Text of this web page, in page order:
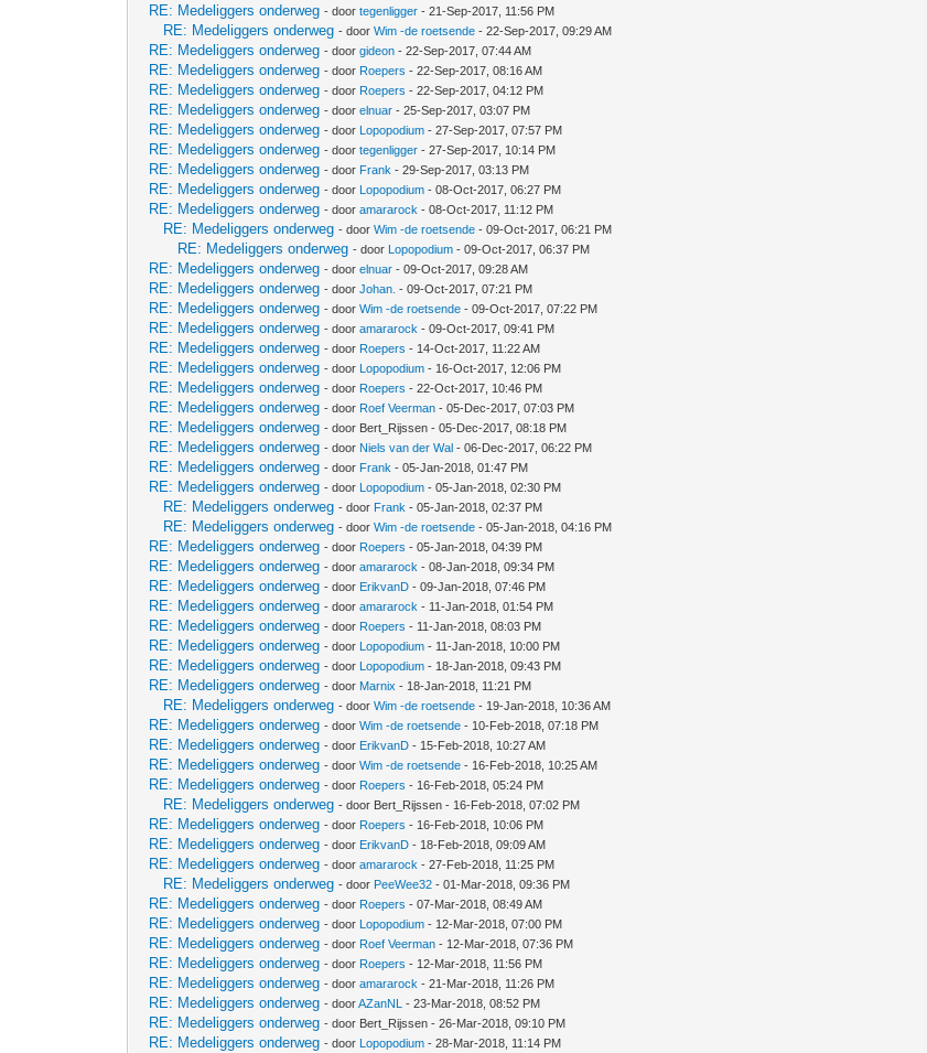
RE: Medeliggers onderweg - doortegenligger - 21-Sep-2017, 11:56 PM
RE: Medeliggers onderweg - doorWim -de roetsende - 22-Sep-2017, 09:29 AM
RE: Medeliggers onderweg - doorgideon - 22-Sep-2017, 07:44 AM
RE: Medeliggers onderweg - door Roepers - 22-Sep-2017, 08:16 AM
RE: Medeliggers onderweg - door Roepers - 22-Sep-2017, 04:12 PM
RE: Medeliggers onderweg - doorelnuar - 25-Sep-2017, 03:07 PM
RE: Medeliggers onderweg - door Lopopodium - 27-Sep-2017, 07:57 PM
RE: Medeliggers onderweg - doortegenligger - 27-Sep-2017, 10:14 PM
RE: Medeliggers onderweg - door Frank - 29-Sep-2017, 03:13 PM
RE: Medeliggers onderweg - door Lopopodium - 08-Oct-2017, 06:27 PM
RE: Medeliggers onderweg - dooramararock - 08-Oct-2017, 11:12 PM
RE: Medeliggers onderweg - doorWim -de roetsende - 09-Oct-2017, 06:21 PM
RE: Medeliggers onderweg - door Lopopodium - 09-Oct-2017, 06:37 PM
RE: Medeliggers onderweg - doorelnuar - 09-Oct-2017, 09:28 AM
RE: Medeliggers onderweg - doorJohan. - 09-Oct-2017, 07:21 PM
RE: Medeliggers onderweg - doorWim -de roetsende - 09-Oct-2017, 07:22 PM
RE: Medeliggers onderweg - dooramararock - 09-Oct-2017, 09:41 PM
RE: Medeliggers onderweg - door Roepers - 14-Oct-2017, 11:22 AM
RE: Medeliggers onderweg - door Lopopodium - 16-Oct-2017, 12:06 PM
RE: Medeliggers onderweg - door Roepers - 22-Oct-2017, 10:46 PM
RE: Medeliggers onderweg - door Roef Veerman - 05-Dec-2017, 07:03 PM
RE: Medeliggers onderweg - door Bert_Rijssen - 05-Dec-2017, 08:18 PM
RE: Medeliggers onderweg - door Niels van der Wal - 06-Dec-2017, 06:22 PM
RE: Medeliggers onderweg - door Frank - 05-Jan-2018, 01:47 PM
RE: Medeliggers onderweg - door Lopopodium - 05-Jan-2018, 02:30 PM
RE: Medeliggers onderweg - door Frank - 05-Jan-2018, 02:37 PM
RE: Medeliggers onderweg - doorWim -de roetsende - 05-Jan-2018, 04:16 PM
RE: Medeliggers onderweg - door Roepers - 05-Jan-2018, 04:39 PM
RE: Medeliggers onderweg - dooramararock - 08-Jan-2018, 09:34 PM
RE: Medeliggers onderweg - door ErikvanD - 09-Jan-2018, 07:46 PM
RE: Medeliggers onderweg - dooramararock - 11-Jan-2018, 01:54 PM
RE: Medeliggers onderweg - door Roepers - 11-Jan-2018, 08:03 PM
RE: Medeliggers onderweg - door Lopopodium - 11-Jan-2018, 10:00 PM
RE: Medeliggers onderweg - door Lopopodium - 18-Jan-2018, 09:43 PM
RE: Medeliggers onderweg - door Marnix - 18-Jan-2018, 11:21 PM
RE: Medeliggers onderweg - doorWim -de roetsende - 19-Jan-2018, 10:36 AM
RE: Medeliggers onderweg - doorWim -de roetsende - 10-Feb-2018, 07:18 PM
RE: Medeliggers onderweg - door ErikvanD - 15-Feb-2018, 10:27 AM
RE: Medeliggers onderweg - doorWim -de roetsende - 16-Feb-2018, 10:25 AM
RE: Medeliggers onderweg - door Roepers - 16-Feb-2018, 05:24 PM
RE: Medeliggers onderweg - door Bert_Rijssen - 16-Feb-2018, 07:02 PM
RE: Medeliggers onderweg - door Roepers - 16-Feb-2018, 10:06 PM
RE: Medeliggers onderweg - door ErikvanD - 18-Feb-2018, 09:09 AM
RE: Medeliggers onderweg - dooramararock - 27-Feb-2018, 11:25 PM
RE: Medeliggers onderweg - door PeeWee32 - 01-Mar-2018, 09:36 PM
RE: Medeliggers onderweg - door Roepers - 07-Mar-2018, 08:49 AM
RE: Medeliggers onderweg - door Lopopodium - 12-Mar-2018, 07:00 PM
RE: Medeliggers onderweg - door Roef Veerman - 12-Mar-2018, 07:36 PM
RE: Medeliggers onderweg - door Roepers - 12-Mar-2018, 11:56 PM
RE: Medeliggers onderweg - dooramararock - 21-Mar-2018, 11:26 PM
RE: Medeliggers onderweg - doorAZanNL - 23-Mar-2018, 08:52 PM
RE: Medeliggers onderweg - door Bert_Rijssen - 26-Mar-2018, 09:10 PM
RE: Medeliggers onderweg - door Lopopodium - 28-Mar-2018, 11:14 PM